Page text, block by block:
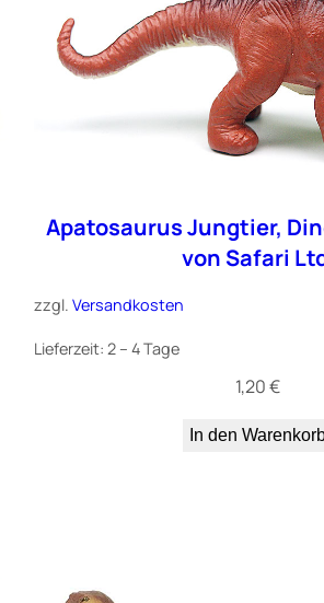
Apatosaurus Jungtier,
von Safari
zzgl.Versandkosten
Lieferzeit: 2 – 4 Tage
1,20€
In den